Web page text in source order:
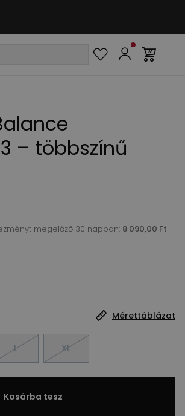
– többszínű
megelőző 30 napban: 8 090,00 Ft
Mérettáblázat
L XL
Kosárba tesz